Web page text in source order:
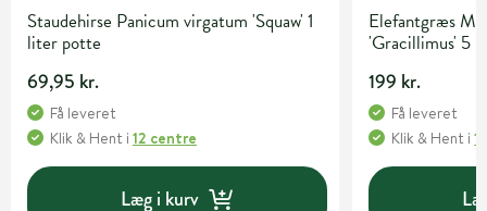
Staudehirse Panicum virgatum 'Squaw' 1
liter potte
69,95 kr.
Få leveret
Klik & Hent i 12 centre
Læg i kurv
Elefantgræs
'Gracillimus' 5
199 kr.
Få leveret
Klik & Hent i